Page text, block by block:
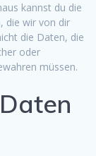
kannst du die
die wir von dir
die Daten, die
oder
müssen.